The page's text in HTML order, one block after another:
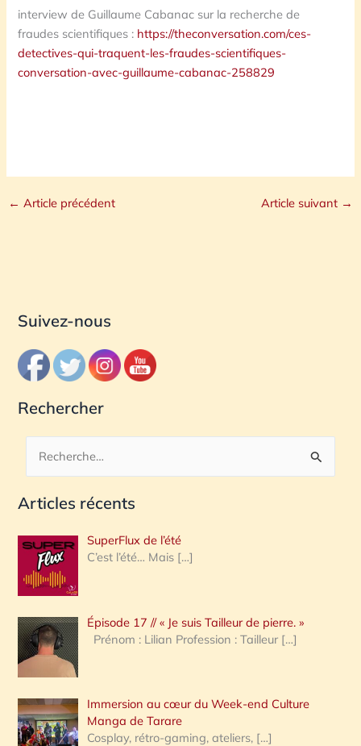
interview de Guillaume Cabanac sur la recherche de
fraudes scientifiques : https://theconversation.com/ces-
detectives-qui-traquent-les-fraudes-scientifiques-
conversation-avec-guillaume-cabanac-258829
← Article précédent Article suivant →
Suivez-nous
Rechercher
c
e
r
c
h
e
:
Articles récents
SuperFlux de l’été
C’est l’été… Mais […]
Épisode 17 // « Je suis Tailleur de pierre. »
Prénom : Lilian Profession : Tailleur […]
Immersion au cœur du Week-end Culture
Manga de Tarare
Cosplay, rétro-gaming, ateliers, […]